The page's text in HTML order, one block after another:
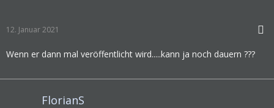
12. Januar 2021
Wenn er dann mal veröffentlicht wird.....kann ja noch dauern ???
FlorianS